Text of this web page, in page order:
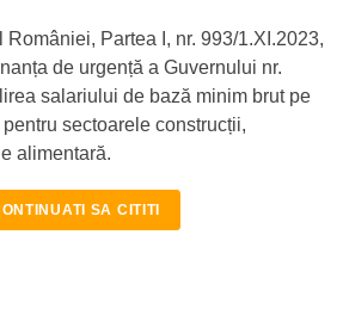
României, Partea I, nr. 993/1.XI.2023,
de urgență a Guvernului nr.
salariului de bază minim brut pe
sectoarele construcții,
alimentară.
SA CITITI